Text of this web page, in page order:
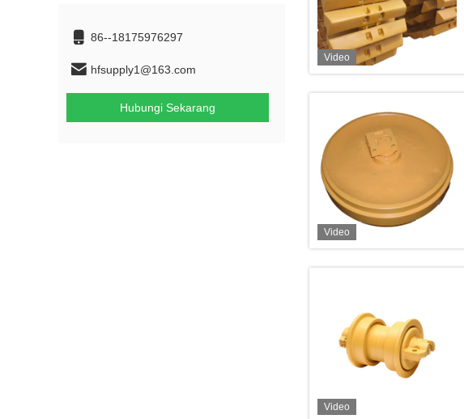
86--18175976297
hfsupply1@163.com
Hubungi Sekarang
Video
Video
Video